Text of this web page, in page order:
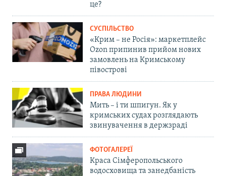
це?
СУСПІЛЬСТВО
«Крим – не Росія»: маркетплейс
Ozon припинив прийом нових
замовлень на Кримському
півострові
ПРАВА ЛЮДИНИ
Мить – і ти шпигун. Як у
кримських судах розглядають
звинувачення в держзраді
ФОТОГАЛЕРЕЇ
Краса Сімферопольського
водосховища та занедбаність